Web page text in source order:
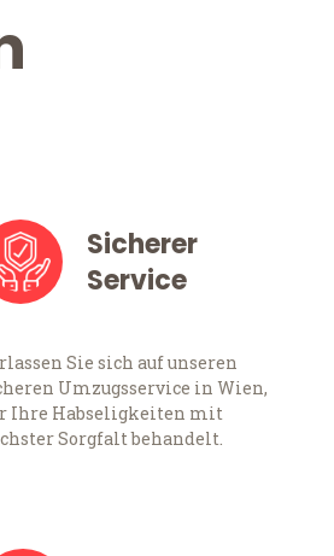
Sicherer
Service
Sie sich auf unseren
Umzugsservice in Wien,
Ihre Habseligkeiten mit
Sorgfalt behandelt.